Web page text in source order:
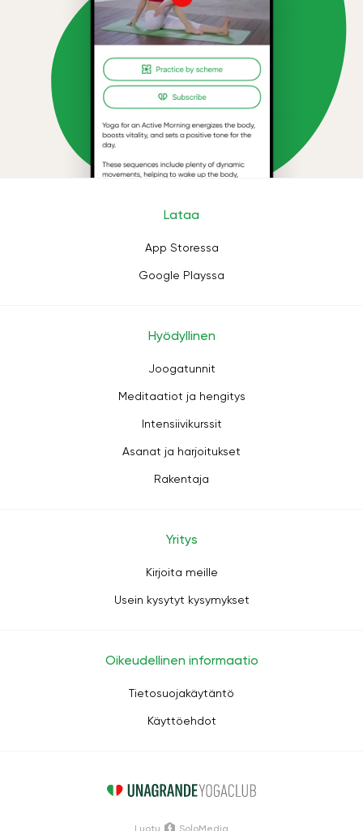
Lataa
App Storessa
Google Playssa
Hyödyllinen
Joogatunnit
Meditaatiot ja hengitys
Intensiivikurssit
Asanat ja harjoitukset
Rakentaja
Yritys
Kirjoita meille
Usein kysytyt kysymykset
Oikeudellinen informaatio
Tietosuojakäytäntö
Käyttöehdot
Luotu SoloMedia